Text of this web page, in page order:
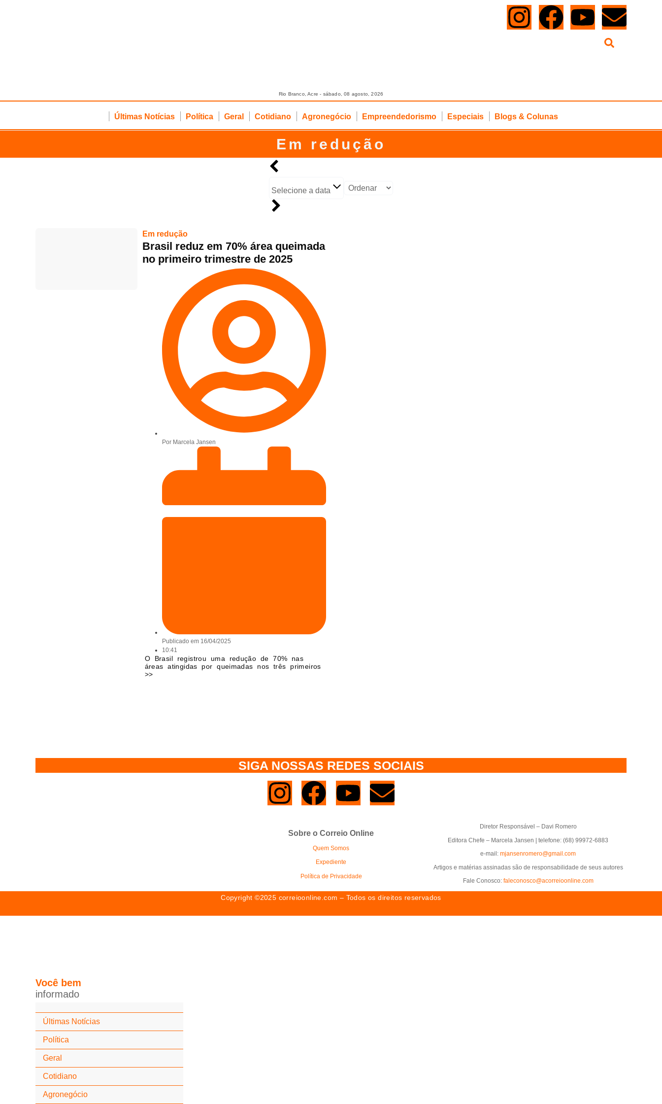
Rio Branco, Acre - sábado, 08 agosto, 2026
Últimas Notícias Política Geral Cotidiano Agronegócio Empreendedorismo Especiais Blogs & Colunas
Em redução
Selecione a data
Em redução
Brasil reduz em 70% área queimada
no primeiro trimestre de 2025
Por Marcela Jansen
Publicado em 16/04/2025
10:41
O Brasil registrou uma redução de 70% nas
áreas atingidas por queimadas nos três primeiros
>>
SIGA NOSSAS REDES SOCIAIS
Sobre o Correio Online
Quem Somos
Expediente
Política de Privacidade
Diretor Responsável – Davi Romero
Editora Chefe – Marcela Jansen | telefone: (68) 99972-6883
e-mail: mjansenromero@gmail.com
Artigos e matérias assinadas são de responsabilidade de seus autores
Fale Conosco: faleconosco@acorreioonline.com
Copyright ©2025 correioonline.com – Todos os direitos reservados
Você bem
informado
Últimas Notícias
Política
Geral
Cotidiano
Agronegócio